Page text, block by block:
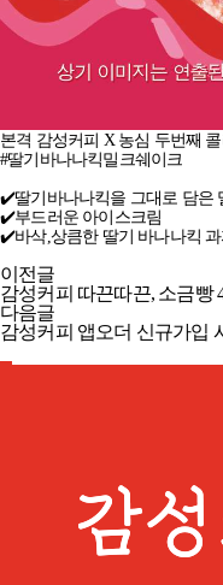
본격 감성커피 X농심 두번째
#딸기바나나킥밀크쉐이크 ​
✔️딸기바나나킥을 그대로 담은
✔️부드러운 아이스크림​
✔️바삭,상큼한 딸기 바나나킥 과
이전글
감성커피 따끈따끈, 소금빵
다음글
감성커피 앱오더 신규가입